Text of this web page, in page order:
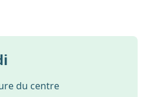
du centre